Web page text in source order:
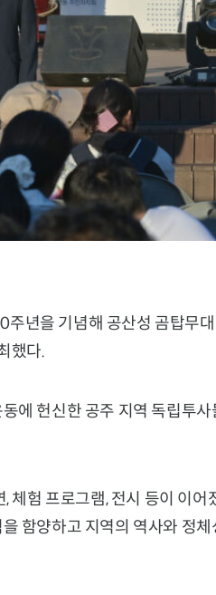
년을 기념해 공산성 곰탑무
했다.
에 헌신한 공주 지역 독립투
체험 프로그램, 전시 등이 이어
함양하고 지역의 역사와 정